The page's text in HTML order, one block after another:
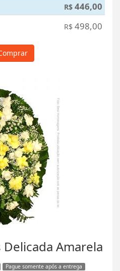
R$ 446,00
R$ 498,00
Amarela
Pague somente após a entrega